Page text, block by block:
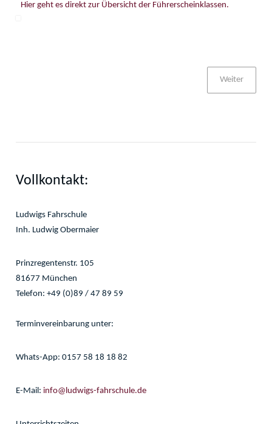
Hier geht es direkt zur Übersicht der Führerscheinklassen.
Weiter
Vollkontakt:
Ludwigs Fahrschule
Inh. Ludwig Obermaier
Prinzregentenstr. 105
81677 München
Telefon: +49 (0)89 / 47 89 59
Terminvereinbarung unter:
Whats-App: 0157 58 18 18 82
E-Mail: info@ludwigs-fahrschule.de